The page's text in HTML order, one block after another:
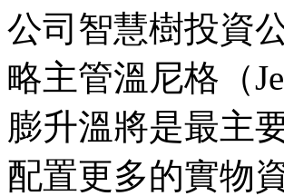
公司智慧樹投資
略主管溫尼格（
膨升溫將是最主
配置更多的實物